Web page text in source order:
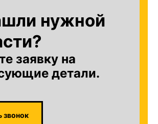
нужной
заявку на
детали.
звонок